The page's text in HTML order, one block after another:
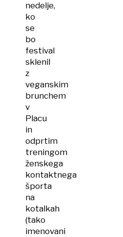
nedelje,
ko
se
bo
festival
sklenil
z
veganskim
brunchem
v
Placu
in
odprtim
treningom
ženskega
kontaktnega
športa
na
kotalkah
(tako
imenovani